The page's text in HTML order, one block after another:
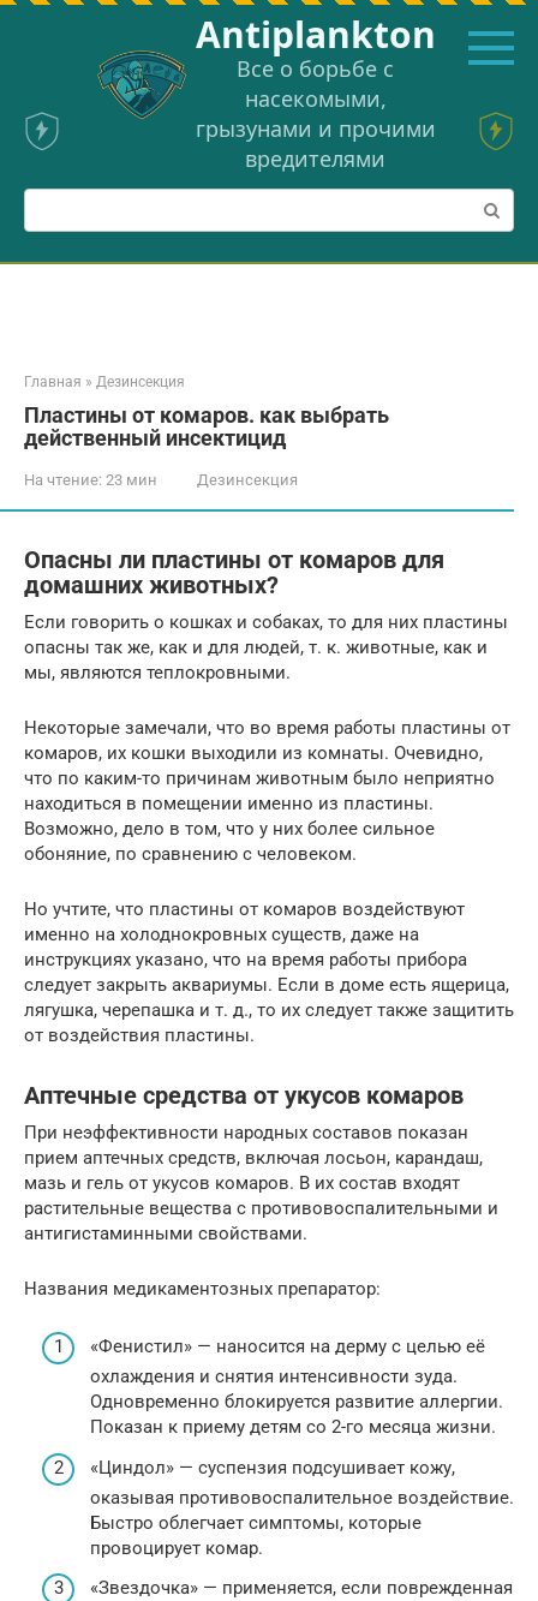
Перейти
Аntiplankton
Все о борьбе с
насекомыми,
грызунами и прочими
вредителями
Поиск:
Главная » Дезинсекция
Пластины от комаров. как выбрать
действенный инсектицид
На чтение: 23 мин Дезинсекция
Опасны ли пластины от комаров для
домашних животных?
Если говорить о кошках и собаках, то для них пластины
опасны так же, как и для людей, т. к. животные, как и
мы, являются теплокровными.
Некоторые замечали, что во время работы пластины от
комаров, их кошки выходили из комнаты. Очевидно,
что по каким-то причинам животным было неприятно
находиться в помещении именно из пластины.
Возможно, дело в том, что у них более сильное
обоняние, по сравнению с человеком.
Но учтите, что пластины от комаров воздействуют
именно на холоднокровных существ, даже на
инструкциях указано, что на время работы прибора
следует закрыть аквариумы. Если в доме есть ящерица,
лягушка, черепашка и т. д., то их следует также защитить
от воздействия пластины.
Аптечные средства от укусов комаров
При неэффективности народных составов показан
прием аптечных средств, включая лосьон, карандаш,
мазь и гель от укусов комаров. В их состав входят
растительные вещества с противовоспалительными и
антигистаминными свойствами.
Названия медикаментозных препаратор:
«Фенистил» — наносится на дерму с целью её
охлаждения и снятия интенсивности зуда.
Одновременно блокируется развитие аллергии.
Показан к приему детям со 2-го месяца жизни.
«Циндол» — суспензия подсушивает кожу,
оказывая противовоспалительное воздействие.
Быстро облегчает симптомы, которые
провоцирует комар.
«Звездочка» — применяется, если поврежденная